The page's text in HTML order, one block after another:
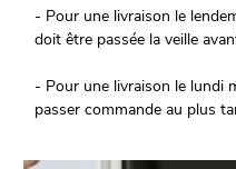
- Pour une livraison le
doit être passée la veille
- Pour une livraison le lundi
passer commande au plus